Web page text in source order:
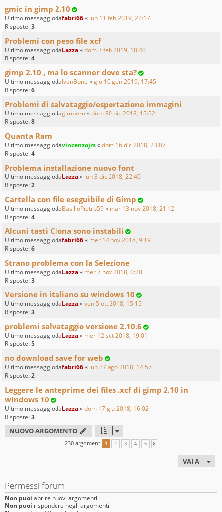
gmic in gimp 2.10
Ultimo messaggiodafabri66« lun 11 feb 2019, 22:17
Risposte:3
Problemi con peso file xcf
Ultimo messaggiodaLazza«dom 3 feb 2019, 18:40
Risposte:4
gimp 2.10 , ma lo scanner dove sta?
Ultimo messaggiodaIvanBone «gio 10 gen 2019, 17:45
Risposte:6
Problemi di salvataggio/esportazione immagini
Ultimo messaggiodagimpero«dom 30 dic 2018, 15:52
Risposte:8
Quanta Ram
Ultimo messaggiodavincenzojrs«dom 16 dic 2018, 23:07
Risposte:4
Problema installazione nuovo font
Ultimo messaggiodaLazza« lun 3 dic 2018, 22:40
Risposte:2
Cartella con file eseguibile di Gimp
Ultimo messaggiodaBasilioPietro59« mar 13 nov 2018, 21:12
Risposte:4
Alcuni tasti Clona sono instabili
Ultimo messaggiodafabri66« mer 14 nov 2018, 9:19
Risposte:6
Strano problema con la Selezione
Ultimo messaggiodaLazza« mer 7 nov 2018, 0:20
Risposte:3
Versione in italiano su windows 10
Ultimo messaggiodaLazza«ven 5 ott 2018, 15:15
Risposte:3
problemi salvataggio versione 2.10.6
Ultimo messaggiodaLazza« mer 12 set 2018, 19:01
Risposte:5
no download save for web
Ultimo messaggiodafabri66« lun 27 ago 2018, 14:57
Risposte:2
Leggere le anteprime dei files .xcf di gimp 2.10 in
windows 10
Ultimo messaggiodaLazza«dom 17 giu 2018, 16:02
Risposte:3
NUOVO ARGOMENTO
230 argomenti 1 2 3 4 5
VAI A
Permessi forum
Non puoi aprire nuovi argomenti
Non puoi rispondere negli argomenti